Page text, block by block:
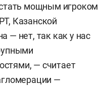
м. Сегодня завод
смены, в год
законсервированном
мощным игроком
Казанской
— нет, так как у нас
— считает
—